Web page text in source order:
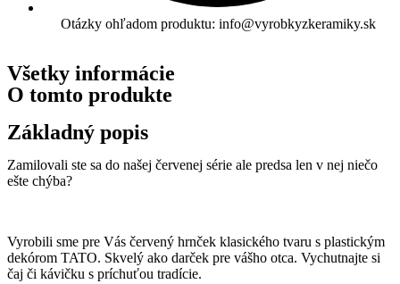
Otázky ohľadom produktu: info@vyrobkyzkeramiky.sk
Všetky informácie
O tomto produkte
Základný popis
Zamilovali ste sa do našej červenej série ale predsa len v nej niečo
ešte chýba?
Vyrobili sme pre Vás červený hrnček klasického tvaru s plastickým
dekórom TATO. Skvelý ako darček pre vášho otca. Vychutnajte si
čaj či kávičku s príchuťou tradície.